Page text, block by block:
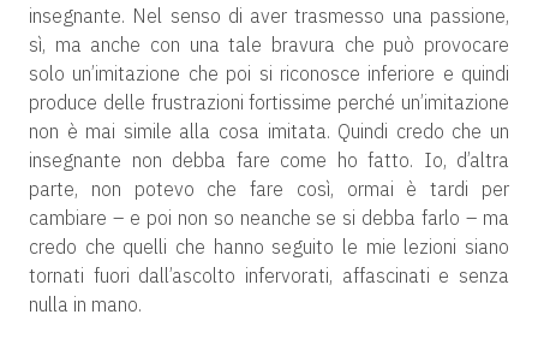
insegnante. Nel senso di aver trasmesso una passione,
sì, ma anche con una tale bravura che può provocare
solo un’imitazione che poi si riconosce inferiore e quindi
produce delle frustrazioni fortissime perché un’imitazione
non è mai simile alla cosa imitata. Quindi credo che un
insegnante non debba fare come ho fatto. Io, d’altra
parte, non potevo che fare così, ormai è tardi per
cambiare – e poi non so neanche se si debba farlo – ma
credo che quelli che hanno seguito le mie lezioni siano
tornati fuori dall’ascolto infervorati, affascinati e senza
nulla in mano.